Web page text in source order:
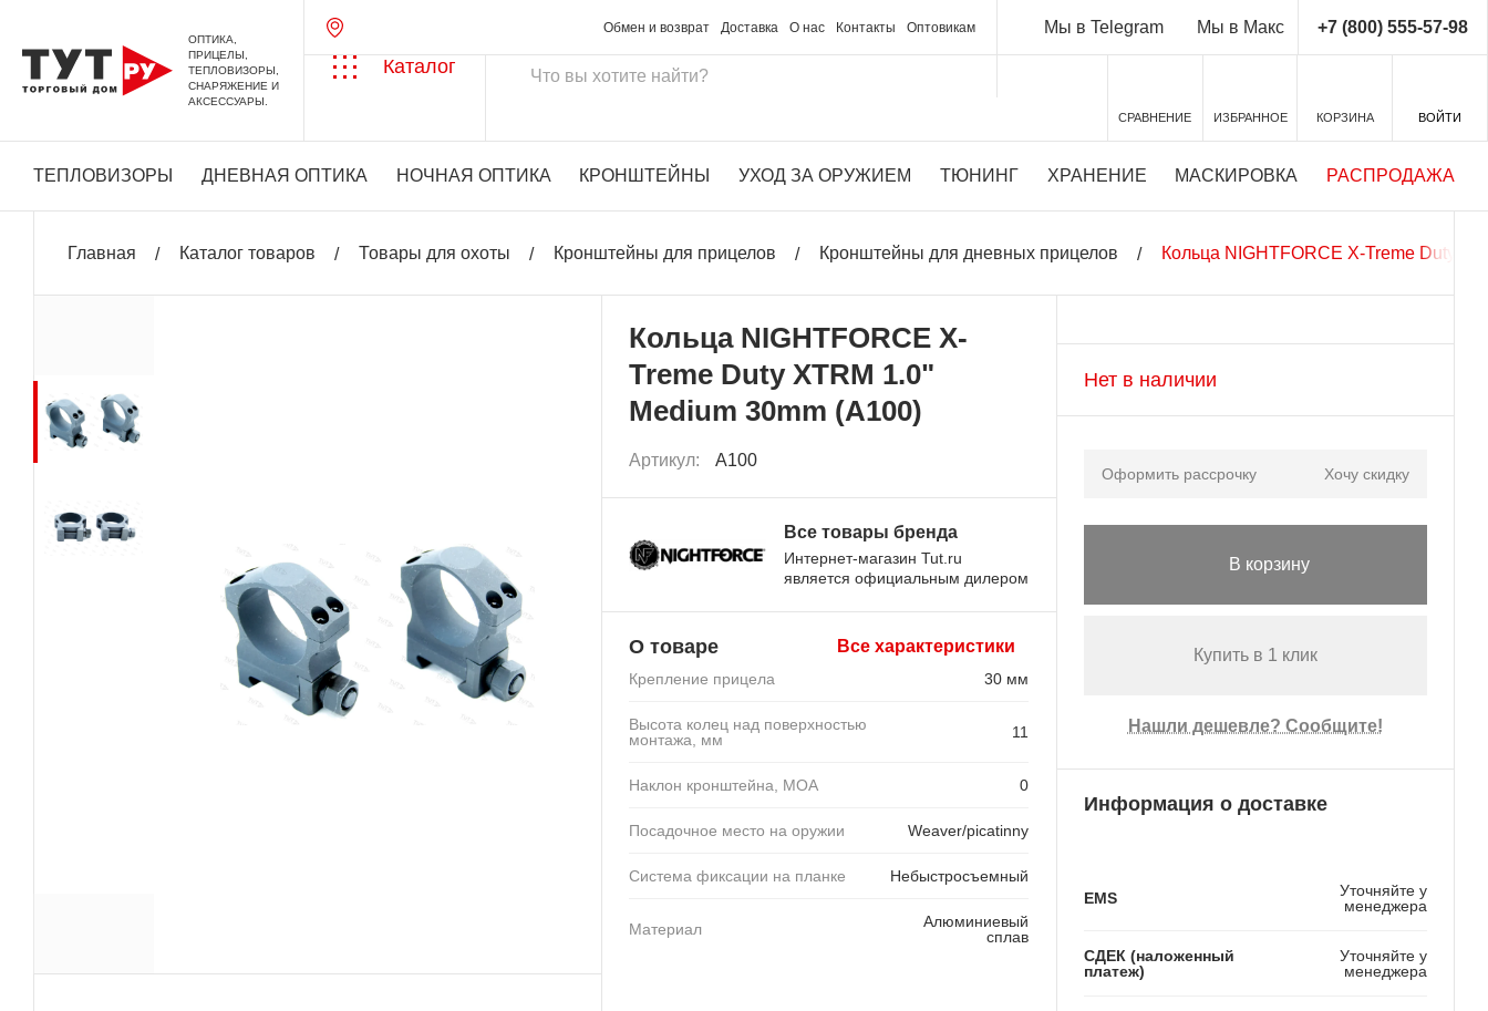
ОПТИКА,
ПРИЦЕЛЫ,
ТЕПЛОВИЗОРЫ,
СНАРЯЖЕНИЕ И
АКСЕССУАРЫ.
Обмен и возврат Доставка О нас Контакты Оптовикам Мы в Telegram Мы в Макс +7 (800) 555-57-98
Каталог
СРАВНЕНИЕ ИЗБРАННОЕ КОРЗИНА ВОЙТИ
ТЕПЛОВИЗОРЫ ДНЕВНАЯ ОПТИКА НОЧНАЯ ОПТИКА КРОНШТЕЙНЫ УХОД ЗА ОРУЖИЕМ ТЮНИНГ ХРАНЕНИЕ МАСКИРОВКА РАСПРОДАЖА
Главная Каталог товаров Товары для охоты Кронштейны для прицелов Кронштейны для дневных прицелов Кольца NIGHTFORCE X-Treme Duty
Кольца NIGHTFORCE X-
Treme Duty XTRM 1.0"
Medium 30mm (A100)
Артикул: A100
Все товары бренда
Интернет-магазин Tut.ru
является официальным дилером
О товаре Все характеристики
Крепление прицела 30 мм
Высота колец над поверхностью
монтажа, мм
11
Наклон кронштейна, MOA 0
Посадочное место на оружии Weaver/picatinny
Система фиксации на планке Небыстросъемный
Материал
Алюминиевый
сплав
Нет в наличии
Оформить рассрочку Хочу скидку
В корзину
Купить в 1 клик
Нашли дешевле? Сообщите!
Информация о доставке
EMS
Уточняйте у
менеджера
СДЕК (наложенный
платеж)
Уточняйте у
менеджера